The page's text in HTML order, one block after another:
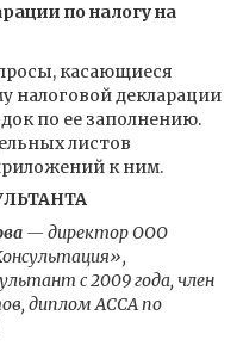
по налогу на
касающиеся
налоговой декларации
по ее заполнению.
листов
к ним.
— директор ООО
с 2009 года, член
диплом АССА по